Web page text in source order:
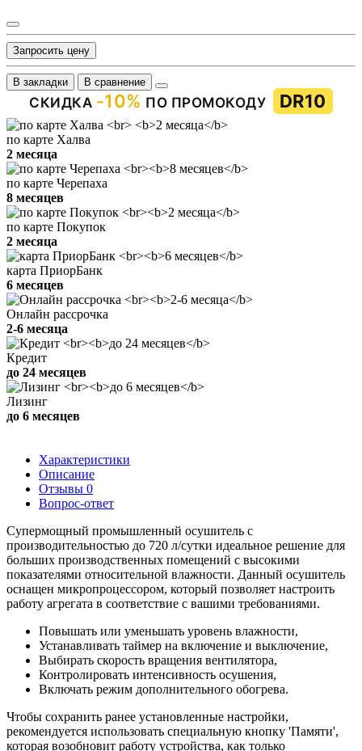
Запросить цену
В закладки В сравнение
СКИДКА -10% ПО ПРОМОКОДУ DR10
по карте Халва
2 месяца
по карте Черепаха
8 месяцев
по карте Покупок
2 месяца
карта ПриорБанк
6 месяцев
Онлайн рассрочка
2-6 месяца
Кредит
до 24 месяцев
Лизинг
до 6 месяцев
Характеристики
Описание
Отзывы 0
Вопрос-ответ
Супермощный промышленный осушитель с
производительностью до 720 л/сутки идеальное решение для
больших производственных помещений с высокими
показателями относительной влажности. Данный осушитель
оснащен микропроцессором, который позволяет настроить
работу агрегата в соответствие с вашими требованиями.
Повышать или уменьшать уровень влажности,
Устанавливать таймер на включение и выключение,
Выбирать скорость вращения вентилятора,
Контролировать интенсивность осушения,
Включать режим дополнительного обогрева.
Чтобы сохранить ранее установленные настройки,
рекомендуется использовать специальную кнопку 'Памяти',
которая возобновит работу устройства, как только